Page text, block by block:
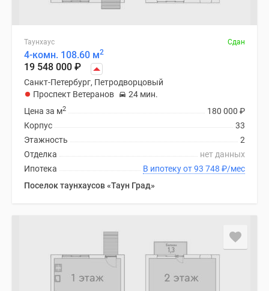
Таунхаус Сдан
4-комн. 108.60 м2
19 548 000 ₽
Санкт-Петербург, Петродворцовый
Проспект Ветеранов
24 мин.
180 000 ₽
Цена за м2
33
Корпус
2
Этажность
нет данных
Отделка
В ипотеку от 93 748 ₽/мес
Ипотека
Поселок таунхаусов «Таун Град»